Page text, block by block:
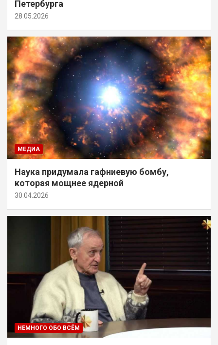
Петербурга
28.05.2026
МЕДИА
Наука придумала гафниевую бомбу,
которая мощнее ядерной
30.04.2026
НЕМНОГО ОБО ВСЁМ